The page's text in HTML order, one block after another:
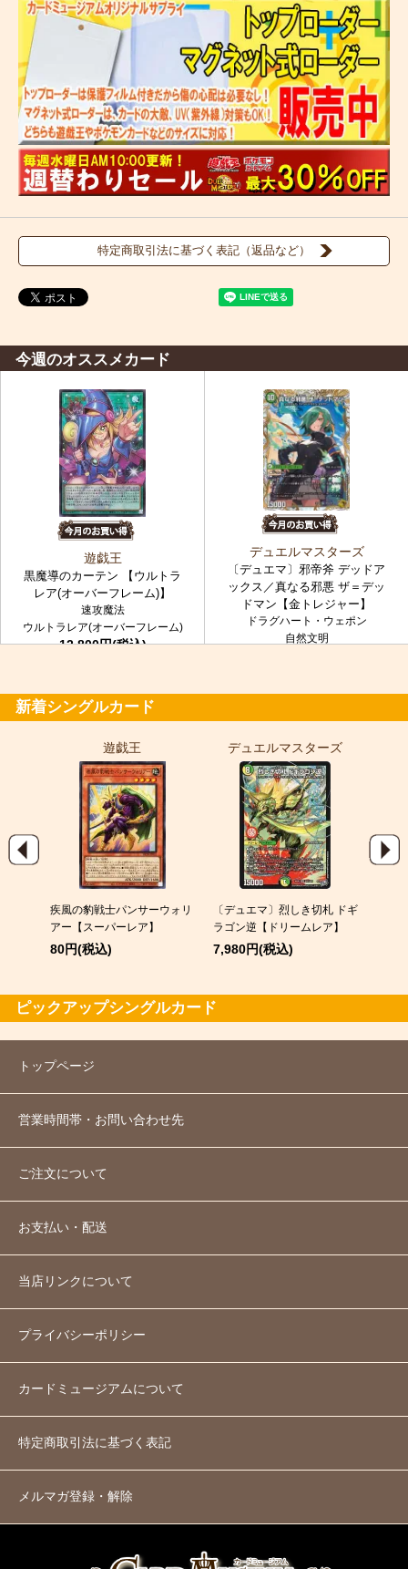
特定商取引法に基づく表記（返品など）
今週のオススメカード
遊戯王
黒魔導のカーテン 【ウルトラ
レア(オーバーフレーム)】
速攻魔法
ウルトラレア(オーバーフレーム)
12,800円(税込)
デュエルマスターズ
〔デュエマ〕邪帝斧 デッドア
ックス／真なる邪悪 ザ＝デッ
ドマン【金トレジャー】
ドラグハート・ウェポン
自然文明
新着シングルカード
遊戯王
疾風の豹戦士パンサーウォリ
アー【スーパーレア】
80円(税込)
デュエルマスターズ
〔デュエマ〕烈しき切札 ドギ
ラゴン逆【ドリームレア】
7,980円(税込)
ピックアップシングルカード
トップページ
営業時間帯・お問い合わせ先
ご注文について
お支払い・配送
当店リンクについて
プライバシーポリシー
カードミュージアムについて
特定商取引法に基づく表記
メルマガ登録・解除